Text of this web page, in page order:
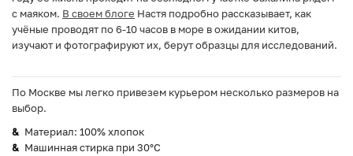
с маяком. В своем блоге Настя подробно рассказывает, как
учёные проводят по 6-10 часов в море в ожидании китов,
изучают и фотографируют их, берут образцы для исследований.
По Москве мы легко привезем курьером несколько размеров на
выбор.
Материал: 100% хлопок
Машинная стирка при 30°С